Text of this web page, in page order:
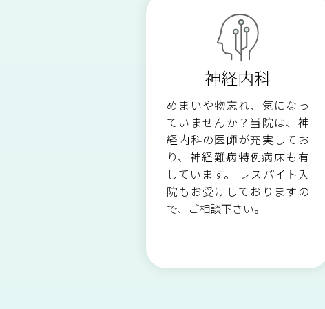
診療放射線科
リハビリテーション科
人工透析のご案内
神経内科
めまいや物忘れ、気になっ
ていませんか？当院は、神
経内科の医師が充実してお
り、神経難病特例病床も有
しています。 レスパイト入
院もお受けしておりますの
で、ご相談下さい。​